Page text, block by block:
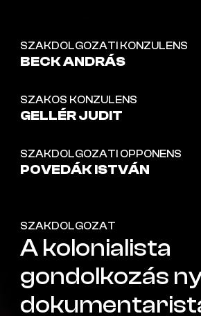
SZAKDOLGOZATI KONZULENS
BECK ANDRÁS
SZAKOS KONZULENS
GELLÉR JUDIT
SZAKDOLGOZATI OPPONENS
POVEDÁK ISTVÁN
SZAKDOLGOZAT
A kolonialista
gondolkozás